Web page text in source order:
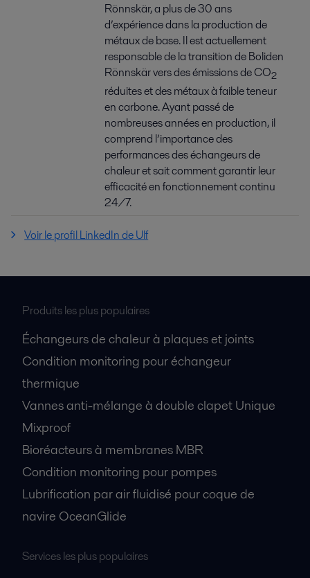
Rönnskär, a plus de 30 ans
d’expérience dans la production de
métaux de base. Il est actuellement
responsable de la transition de Boliden
Rönnskär vers des émissions de CO2
réduites et des métaux à faible teneur
en carbone. Ayant passé de
nombreuses années en production, il
comprend l’importance des
performances des échangeurs de
chaleur et sait comment garantir leur
efficacité en fonctionnement continu
24/7.
Voir le profil LinkedIn de Ulf
Produits les plus populaires
Échangeurs de chaleur à plaques et joints
Condition monitoring pour échangeur
thermique
Vannes anti-mélange à double clapet Unique
Mixproof
Bioréacteurs à membranes MBR
Condition monitoring pour pompes
Lubrification par air fluidisé pour coque de
navire OceanGlide
Services les plus populaires